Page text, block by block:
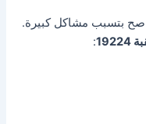
صح بتسبب مشاكل كبيرة.
: